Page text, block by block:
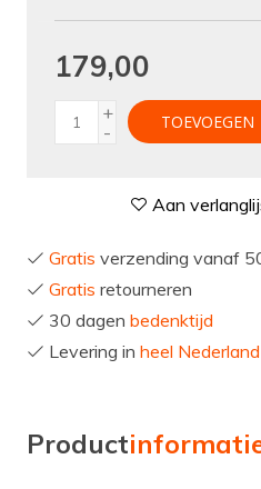
179,00
+
-
TOEVOEGEN
Aan
Gratis verzending vanaf
Gratis retourneren
30 dagen bedenktijd
Levering in heel Nederland
Product